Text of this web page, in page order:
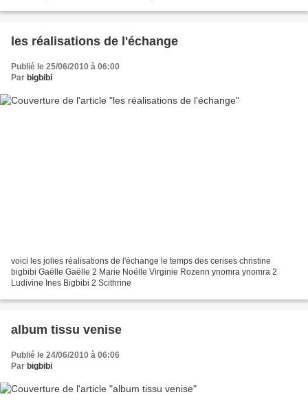
les réalisations de l'échange
Publié le 25/06/2010 à 06:00
Par bigbibi
voici les jolies réalisations de l'échange le temps des cerises christine
bigbibi Gaëlle Gaëlle 2 Marie Noëlle Virginie Rozenn ynomra ynomra 2
Ludivine Ines Bigbibi 2 Scithrine
album tissu venise
Publié le 24/06/2010 à 06:06
Par bigbibi